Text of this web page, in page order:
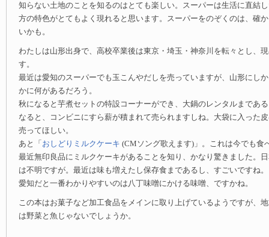
知らない土地のことを知るのはとても楽しい。スーパーは生活に直結
方の特色がとてもよく現れると思います。スーパーをのぞくのは、確
いかも。
わたしは山形出身で、高校卒業後は東京・埼玉・神奈川を転々とし、
す。
最近は愛知のスーパーでも玉こんやだしを売っていますが、山形にし
かに何があるだろう。
秋になると芋煮セットの特設コーナーができ、大鍋のレンタルまであ
なると、コンビニにすら薪が積まれて売られますしね。大袋に入った
売ってほしい。
あと「 おしどりミルクケーキ (CMソング歌えます)」。これは今でも食
最近無印良品にミルクケーキがあることを知り、かなり驚きました。
は不明ですが。最近は味も増えたし保存食まであるし、すごいですね。
愛知だと一番わかりやすいのは八丁味噌にかける味噌、ですかね。
この本はお菓子など加工食品をメインに取り上げているようですが、
は野菜と魚じゃないでしょうか。